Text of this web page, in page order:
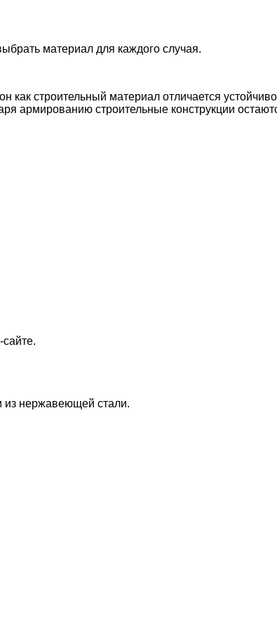
материал для каждого случая.
строительный материал отличается
армированию строительные конструкции
из нержавеющей стали.